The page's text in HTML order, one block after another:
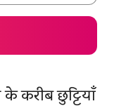
करीब छुट्टियाँ